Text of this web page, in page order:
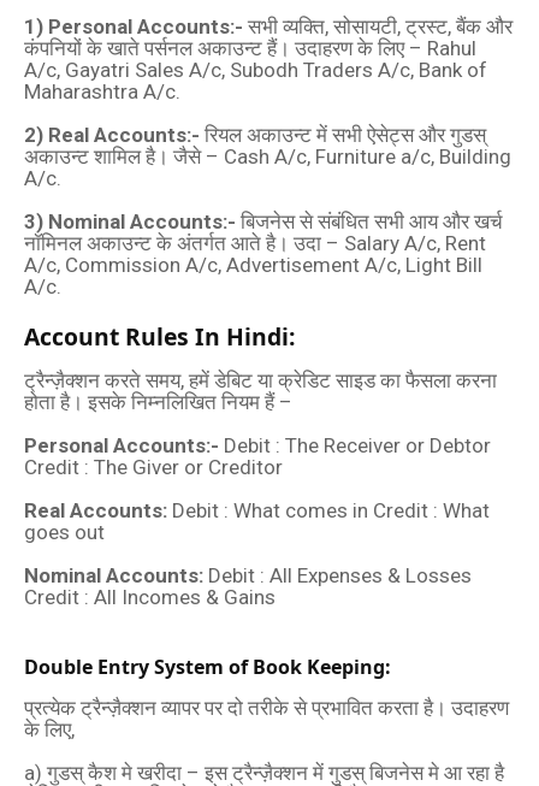
1) Personal Accounts:- सभी व्यक्ति, सोसायटी, ट्रस्ट, बैंक और
कंपनियों के खाते पर्सनल अकाउन्‍ट हैं। उदाहरण के लिए – Rahul
A/c, Gayatri Sales A/c, Subodh Traders A/c, Bank of
Maharashtra A/c.
2) Real Accounts:- रियल अकाउन्‍ट में सभी ऐसेट्स और गुडस्
अकाउन्‍ट शामिल है। जैसे – Cash A/c, Furniture a/c, Building
A/c.
3) Nominal Accounts:- बिजनेस से संबंधित सभी आय और खर्च
नॉमिनल अकाउन्‍ट के अंतर्गत आते है। उदा – Salary A/c, Rent
A/c, Commission A/c, Advertisement A/c, Light Bill
A/c.
Account Rules In Hindi:
ट्रैन्ज़ैक्शन करते समय, हमें डेबिट या क्रेडिट साइड का फैसला करना
होता है। इसके निम्नलिखित नियम हैं –
Personal Accounts:- Debit : The Receiver or Debtor
Credit : The Giver or Creditor
Real Accounts: Debit : What comes in Credit : What
goes out
Nominal Accounts: Debit : All Expenses & Losses
Credit : All Incomes & Gains
Double Entry System of Book Keeping:
प्रत्येक ट्रैन्ज़ैक्शन व्‍यापर पर दो तरीके से प्रभावित करता है। उदाहरण
के लिए,
a) गुडस् कैश मे खरीदा – इस ट्रैन्ज़ैक्शन में गुडस् बिजनेस मे आ रहा है